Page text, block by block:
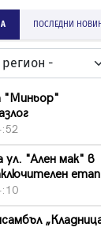
ПОСЛЕДНИ
"Миньор"
"Ален мак" в
етап